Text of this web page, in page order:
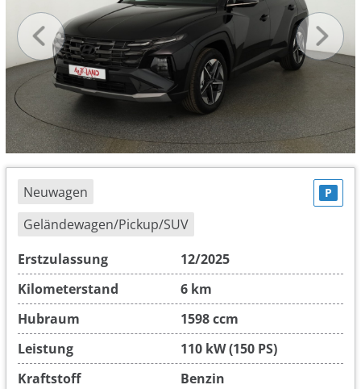
Neuwagen
Geländewagen/Pickup/SUV
P
Erstzulassung
12/2025
Kilometerstand
6 km
Hubraum
1598 ccm
Leistung
110 kW (150 PS)
Kraftstoff
Benzin